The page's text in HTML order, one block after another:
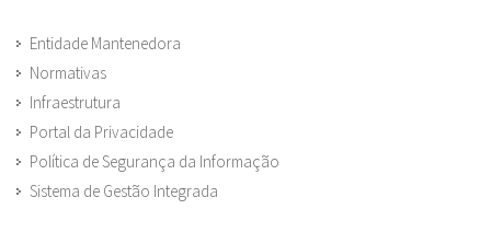
Entidade Mantenedora
Normativas
Infraestrutura
Portal da Privacidade
Política de Segurança da Informação
Sistema de Gestão Integrada